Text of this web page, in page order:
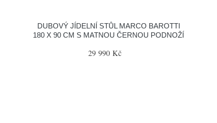
DUBOVÝ JÍDELNÍ STŮL MARCO BAROTTI
180 X 90 CM S MATNOU ČERNOU PODNOŽÍ
29 990 Kč